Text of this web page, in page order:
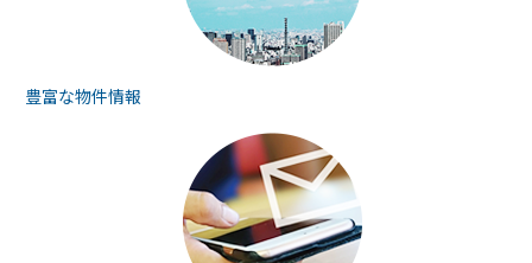
豊富な物件情報